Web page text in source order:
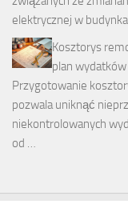
elektrycznej w
Kosztorys
plan
Przygotowanie
pozwala uniknąć
niekontrolowanych
od …